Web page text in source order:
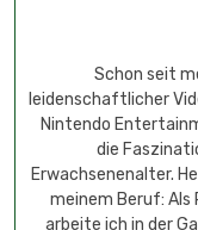
Schon seit
leidenschaftlicher
Nintendo
die
Erwachsenenalter.
meinem Beruf: Als
arbeite ich in der